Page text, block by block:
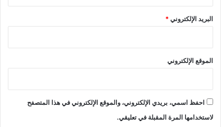
البريد الإلكتروني*
الموقع الإلكتروني
احفظ اسمي، بريدي الإلكتروني، والموقع الإلكتروني في هذا المتصفح
لاستخدامها المرة المقبلة في تعليقي.